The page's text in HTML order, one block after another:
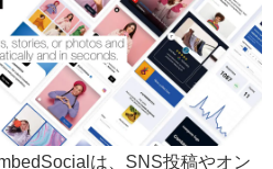
は、SNS投稿やオン